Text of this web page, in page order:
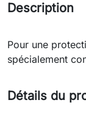
Description
Pour une
spécialement
Détails du